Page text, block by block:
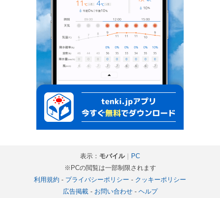
表示： モバイル｜ PC
※PCの閲覧は一部制限されます
利用規約 - プライバシーポリシー - クッキーポリシー
広告掲載- お問い合わせ- ヘルプ